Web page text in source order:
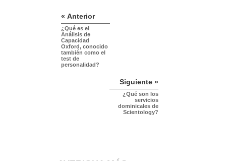
« Anterior
¿Qué es el
Análisis de
Capacidad
Oxford, conocido
también como el
test de
personalidad?
Siguiente »
¿Qué son los
servicios
dominicales de
Scientology?